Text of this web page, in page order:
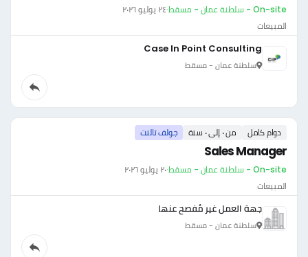
On-site - سلطنة عمان - مسقط ·٢٤ يوليو ٢٠٢٦
المبيعات
Case In Point Consulting
سلطنة عمان - مسقط
دوام كامل من ٠ إلى ٠ سنة جولف تالنت
Sales Manager
On-site - سلطنة عمان - مسقط ·٢٠ يوليو ٢٠٢٦
المبيعات
جهة العمل غير مُفصح عنها
سلطنة عمان - مسقط